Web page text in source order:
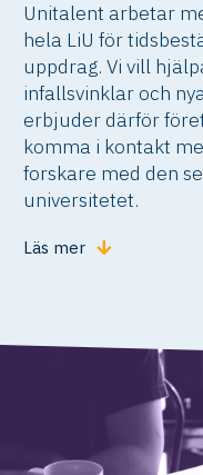
Unitalent arbetar
hela LiU för
uppdrag. Vi vill
infallsvinklar och
erbjuder därför
komma i kontakt
forskare med den
universitetet.
Läs mer